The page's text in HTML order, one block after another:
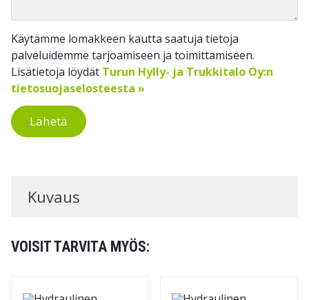
Käytämme lomakkeen kautta saatuja tietoja
palveluidemme tarjoamiseen ja toimittamiseen.
Lisätietoja löydät Turun Hylly- ja Trukkitalo Oy:n
tietosuojaselosteesta »
Lähetä
Kuvaus
VOISIT TARVITA MYÖS: